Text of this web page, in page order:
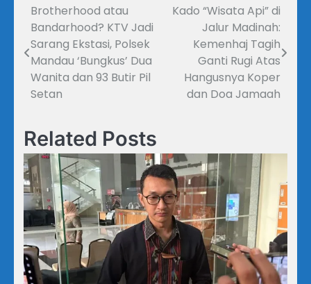
Navigasi
pos
Brotherhood atau
Bandarhood? KTV Jadi
Sarang Ekstasi, Polsek
Mandau ‘Bungkus’ Dua
Wanita dan 93 Butir Pil
Setan
Kado “Wisata Api” di
Jalur Madinah:
Kemenhaj Tagih
Ganti Rugi Atas
Hangusnya Koper
dan Doa Jamaah
Related Posts